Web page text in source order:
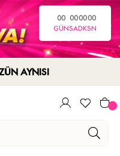
00
GÜN
00
SA
00
DK
00
SN
AYNISI